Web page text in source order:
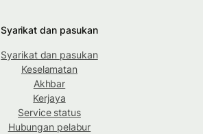
Syarikat dan pasukan
Syarikat dan pasukan
Keselamatan
Akhbar
Kerjaya
Service status
Hubungan pelabur